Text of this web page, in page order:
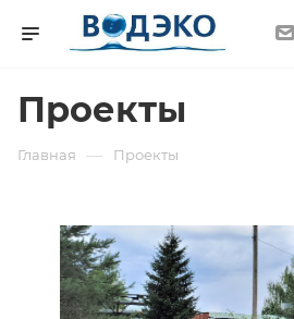
Проекты
Главная — Проекты